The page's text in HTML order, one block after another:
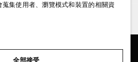
蒐集使用者、瀏覽模式和裝置的相關資
全部接受